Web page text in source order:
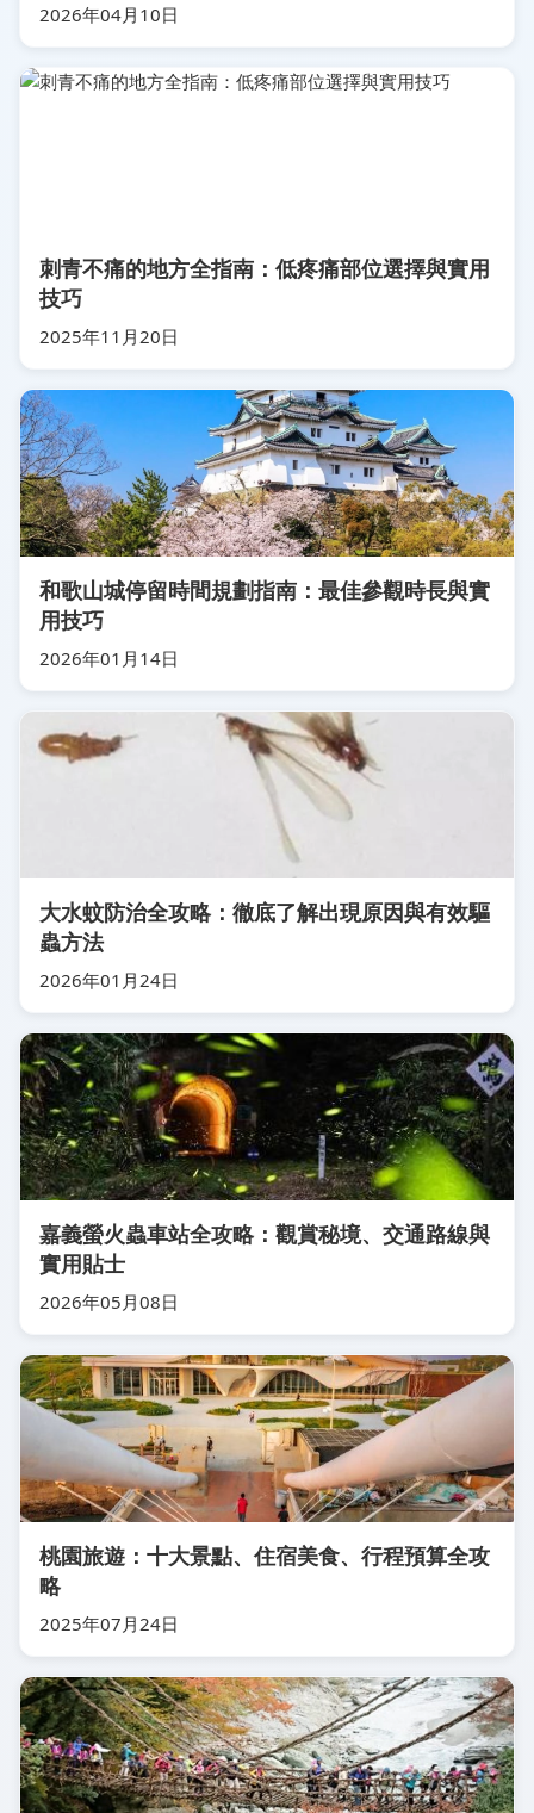
2026年04月10日
刺青不痛的地方全指南：低疼痛部位選擇與實用
技巧
2025年11月20日
和歌山城停留時間規劃指南：最佳參觀時長與實
用技巧
2026年01月14日
大水蚊防治全攻略：徹底了解出現原因與有效驅
蟲方法
2026年01月24日
嘉義螢火蟲車站全攻略：觀賞秘境、交通路線與
實用貼士
2026年05月08日
桃園旅遊：十大景點、住宿美食、行程預算全攻
略
2025年07月24日